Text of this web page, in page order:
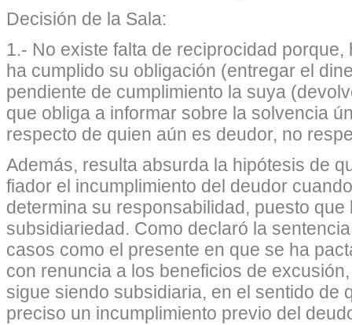
Decisión de la Sala:
1.- No existe falta de reciprocidad
ha cumplido su obligación (entregar el
pendiente de cumplimiento la suya
que obliga a informar sobre la solvencia
respecto de quien aún es deudor, no
Además, resulta absurda la hipótesis de
fiador el incumplimiento del deudor
determina su responsabilidad, puesto
subsidiariedad. Como declaró la
casos como el presente en que se ha
con renuncia a los beneficios de
sigue siendo subsidiaria, en el sentido de
preciso un incumplimiento previo del